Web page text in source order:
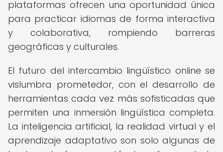
plataformas ofrecen una oportunidad única
para practicar idiomas de forma interactiva
y colaborativa, rompiendo barreras
geográficas y culturales.
El futuro del intercambio lingüístico online se
vislumbra prometedor, con el desarrollo de
herramientas cada vez más sofisticadas que
permiten una inmersión lingüística completa.
La inteligencia artificial, la realidad virtual y el
aprendizaje adaptativo son solo algunas de